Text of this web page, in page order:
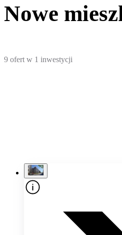
Nowe
9 ofert w 1 inwestycji